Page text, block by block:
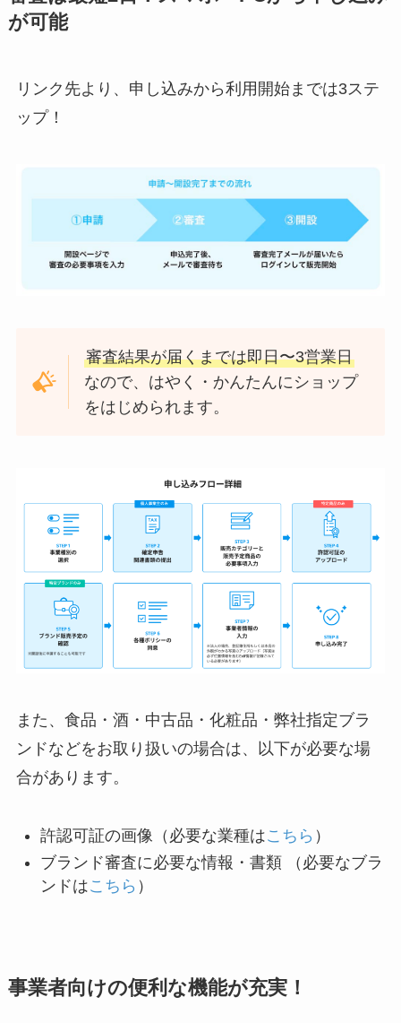
が可能
リンク先より、申し込みから利用開始までは3ステ
ップ！
審査結果が届くまでは即日〜3営業日
なので、はやく・かんたんにショップ
をはじめられます。
また、食品・酒・中古品・化粧品・弊社指定ブラ
ンドなどをお取り扱いの場合は、以下が必要な場
合があります。
許認可証の画像（必要な業種はこちら ）
ブランド審査に必要な情報・書類 （必要なブラ
ンドはこちら ）
事業者向けの便利な機能が充実！